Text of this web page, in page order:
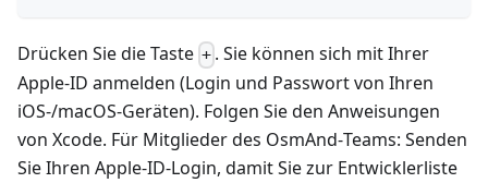
Drücken Sie die Taste + . Sie können sich mit Ihrer
Apple‑ID anmelden (Login und Passwort von Ihren
iOS-/macOS‑Geräten). Folgen Sie den Anweisungen
von Xcode. Für Mitglieder des OsmAnd‑Teams: Senden
Sie Ihren Apple‑ID‑Login, damit Sie zur Entwicklerliste